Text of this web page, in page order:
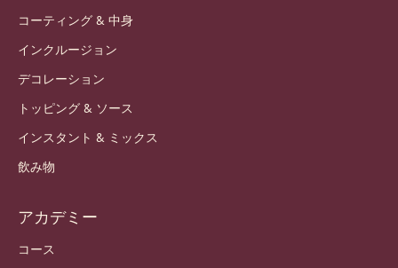
コーティング & 中身
インクルージョン
デコレーション
トッピング & ソース
インスタント & ミックス
飲み物
アカデミー
コース